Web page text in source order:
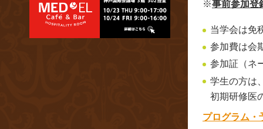
※事前参加登
当学会は免
参加費は会
参加証（ネ
学生の方は
初期研修医
プログラム・